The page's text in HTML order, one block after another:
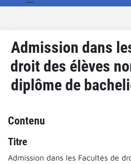
Admission dans
droit des élèves
diplôme de
Contenu
Titre
Admission dans les Facultés de